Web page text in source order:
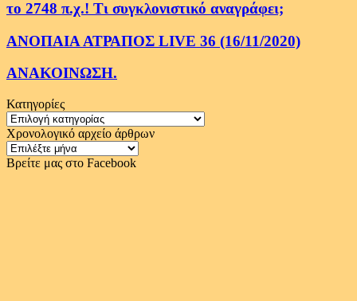
το 2748 π.χ.! Τι συγκλονιστικό αναγράφει;
ΑΝΟΠΑΙΑ ΑΤΡΑΠΟΣ LIVE 36 (16/11/2020)
ΑΝΑΚΟΙΝΩΣΗ.
Κατηγορίες
Κατηγορίες
Χρονολογικό αρχείο άρθρων
Χρονολογικό
αρχείο
Βρείτε μας στο Facebook